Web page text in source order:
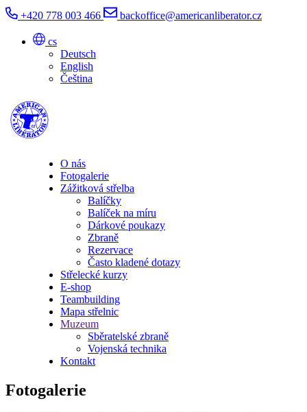
+420 778 003 466 backoffice@americanliberator.cz
cs
Deutsch
English
Čeština
O nás
Fotogalerie
Zážitková střelba
Balíčky
Balíček na míru
Dárkové poukazy
Zbraně
Rezervace
Často kladené dotazy
Střelecké kurzy
E-shop
Teambuilding
Mapa střelnic
Muzeum
Sběratelské zbraně
Vojenská technika
Kontakt
Fotogalerie